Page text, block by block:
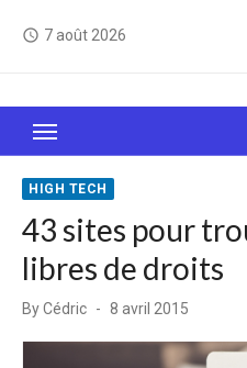
access_time 7 août 2026
Le Web, c'est comme
sait jamais sur
HIGH TECH
43 sites pour
libres de droits
ByCédric
Posted
8 avril 2015